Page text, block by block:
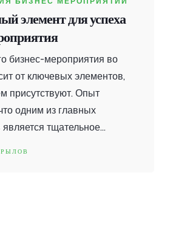
элемент для успеха
бизнес-мероприятия во
от ключевых элементов,
присутствуют. Опыт
одним из главных
тщательное